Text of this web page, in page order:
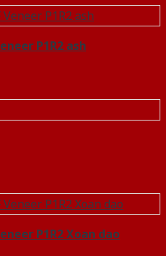
P1R2 ash
P1R2 Xoan dao